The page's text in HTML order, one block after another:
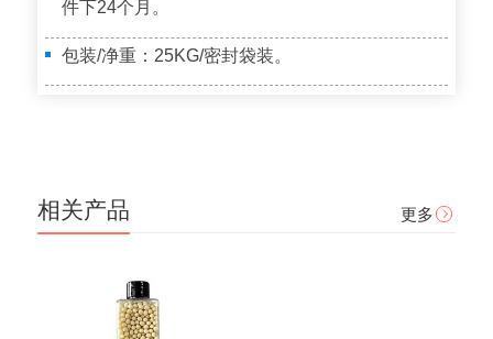
件下24个月。
包装/净重：25KG/密封袋装。
相关产品 更多